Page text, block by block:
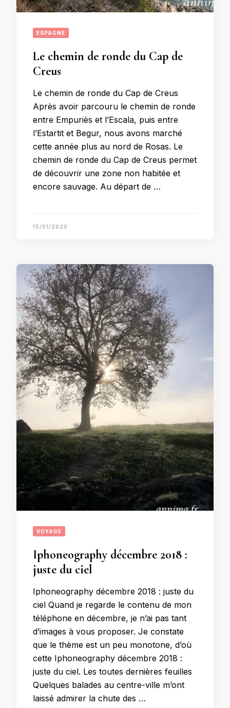
ESPAGNE
Le chemin de ronde du Cap de
Creus
Le chemin de ronde du Cap de Creus
Après avoir parcouru le chemin de ronde
entre Empuriès et l’Escala, puis entre
l’Estartit et Begur, nous avons marché
cette année plus au nord de Rosas. Le
chemin de ronde du Cap de Creus permet
de découvrir une zone non habitée et
encore sauvage. Au départ de …
15/01/2020
VOYAGE
Iphoneography décembre 2018 :
juste du ciel
Iphoneography décembre 2018 : juste du
ciel Quand je regarde le contenu de mon
téléphone en décembre, je n’ai pas tant
d’images à vous proposer. Je constate
que le thème est un peu monotone, d’où
cette Iphoneography décembre 2018 :
juste du ciel. Les toutes dernières feuilles
Quelques balades au centre-ville m’ont
laissé admirer la chute des …